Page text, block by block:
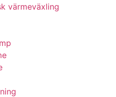
värmeväxling